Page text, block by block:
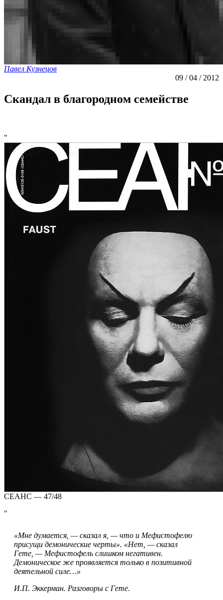
Павел Кузнецов
09 / 04 / 2012
Скандал в благородном семействе
СЕАНС — 47/48
«Мне думается, — сказал я, — что и Мефистофелю
присущи демонические черты». «Нет, — сказал
Гете, — Мефистофель слишком негативен.
Демоническое же проявляется только в позитивной
деятельной силе…»
И.П. Эккерман. Разговоры с Гете.